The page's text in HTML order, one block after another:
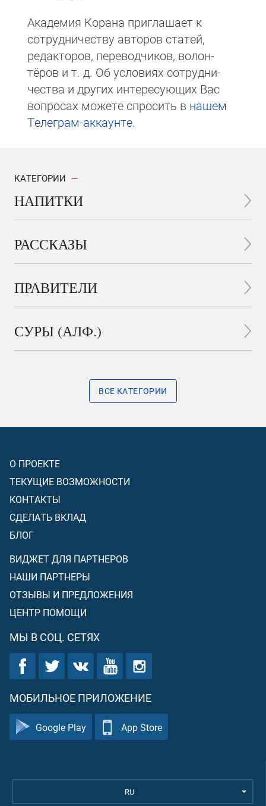
Академия Корана при­гла­ша­ет к
сотруд­ни­чест­ву авторов статей,
редакто­ров, пере­вод­чи­ков, волон­
тёров и т. д. Об ус­ло­виях сотрудни­
чест­ва и других интере­сую­щих Вас
вопросах мо­же­те спросить в на­шем
Те­ле­грам-ак­каунте.
КАТЕГОРИИ
НАПИТКИ
РАССКАЗЫ
ПРАВИТЕЛИ
СУРЫ (АЛФ.)
ВСЕ КАТЕГОРИИ
О ПРОЕКТЕ
ТЕКУЩИЕ ВОЗМОЖНОСТИ
КОНТАКТЫ
СДЕЛАТЬ ВКЛАД
БЛОГ
ВИДЖЕТ ДЛЯ ПАРТНЕРОВ
НАШИ ПАРТНЕРЫ
ОТЗЫВЫ И ПРЕДЛОЖЕНИЯ
ЦЕНТР ПОМОЩИ
МЫ В СОЦ. СЕТЯХ
МОБИЛЬНОЕ ПРИЛОЖЕНИЕ
Google Play App Store
RU